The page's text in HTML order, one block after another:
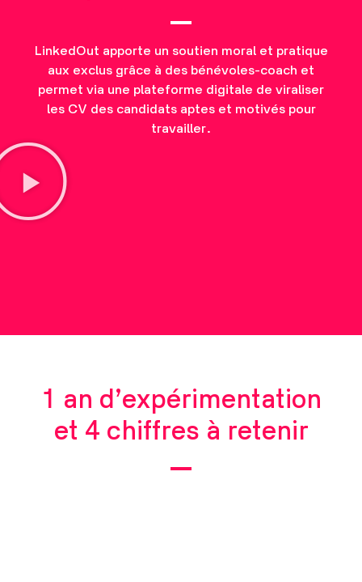
LinkedOut apporte un soutien moral et pratique
aux exclus grâce à des bénévoles-coach et
permet via une plateforme digitale de viraliser
les CV des candidats aptes et motivés pour
travailler.
1 an d’expérimentation
et 4 chiffres à retenir